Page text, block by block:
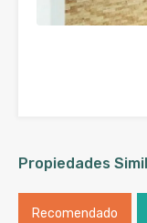
Propiedades
Recomendado